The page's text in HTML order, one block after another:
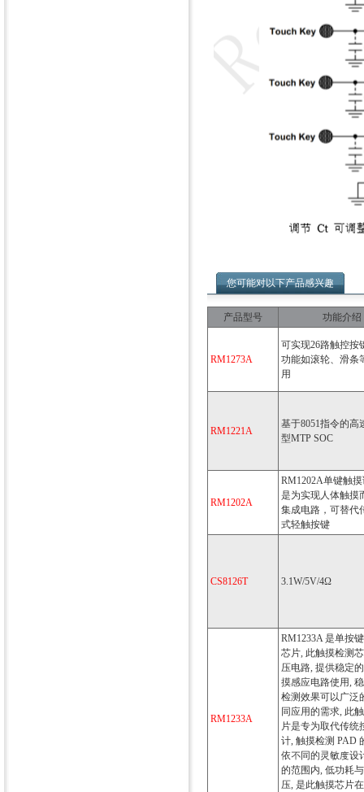
您可能对以下产品感兴趣
产品型号 功能介绍
RM1273A
可实现26路触控按
功能如滚轮、滑条
用
RM1221A
基于8051指令的高
型MTP SOC
RM1202A
RM1202A单键触
是为实现人体触摸
集成电路，可替代
式轻触按键
CS8126T 3.1W/5V/4Ω
RM1233A
RM1233A 是单按
芯片, 此触摸检测
压电路, 提供稳定
摸感应电路使用,
检测效果可以广泛
同应用的需求, 此
片是专为取代传统
计, 触摸检测 PAD
依不同的灵敏度设
的范围内, 低功耗
压, 是此触摸芯片